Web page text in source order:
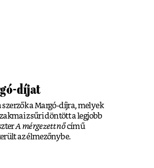
díjat
a Margó-díjra, melyek
zsűri döntött a legjobb
A mérgezett nőcímű
az élmezőnybe.